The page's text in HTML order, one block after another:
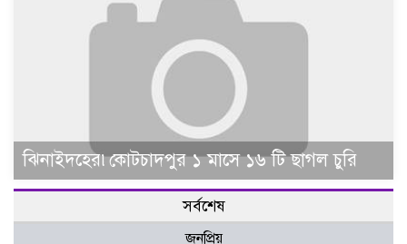
ঝিনাইদহের৷কোটচাদপুর ১ মাসে ১৬ টি ছাগল চুরি
সর্বশেষ
জনপ্রিয়